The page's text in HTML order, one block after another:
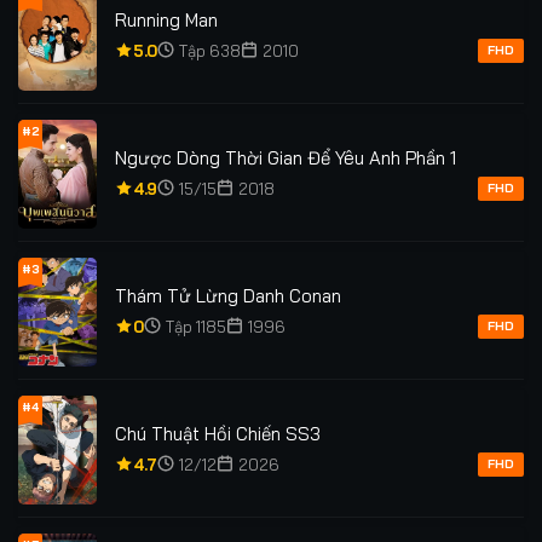
Running Man
5.0 Tập 638 2010 FHD
#2
Ngược Dòng Thời Gian Để Yêu Anh Phần 1
4.9 15/15 2018 FHD
#3
Thám Tử Lừng Danh Conan
0 Tập 1185 1996 FHD
#4
Chú Thuật Hồi Chiến SS3
4.7 12/12 2026 FHD